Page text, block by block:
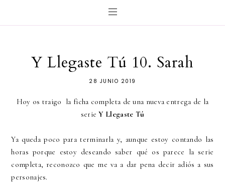
Y Llegaste Tú 10. Sarah
28 JUNIO 2019
Hoy os traigo la ficha completa de una nueva entrega de la
serieY Llegaste Tú
Ya queda poco para terminarla y, aunque estoy contando las
horas porque estoy deseando saber qué os parece la serie
completa, reconozco que me va a dar pena decir adiós a sus
personajes.